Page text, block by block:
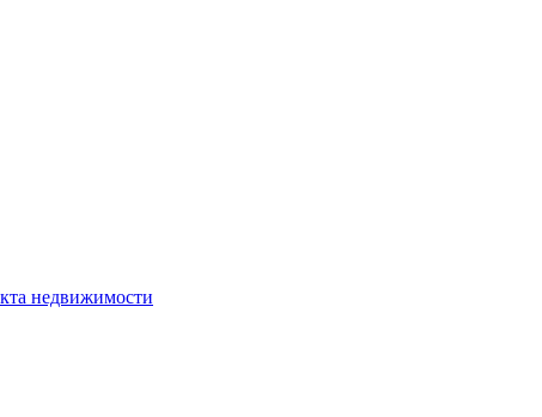
недвижимости